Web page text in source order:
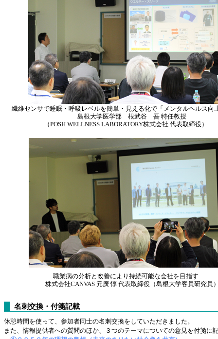
繊維センサで睡眠・呼吸レベルを簡単・見える化で「メンタルヘルス向
島根大学医学部 根武谷 吾 特任教授
（POSH WELLNESS LABORATORY株式会社 代表取締役）
職業病の分析と改善により持続可能な会社を目指す
株式会社CANVAS 元廣 惇 代表取締役（島根大学客員研究員
名刺交換・付箋記載
休憩時間を使って、参加者同士の名刺交換をしていただきました。
また、情報提供者への質問のほか、３つのテーマについての意見を付箋に